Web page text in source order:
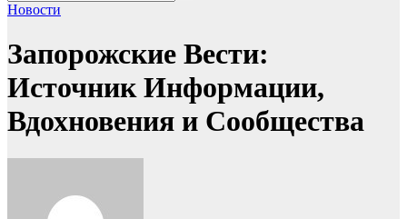
Новости
Запорожские Вести:
Источник Информации,
Вдохновения и Сообщества